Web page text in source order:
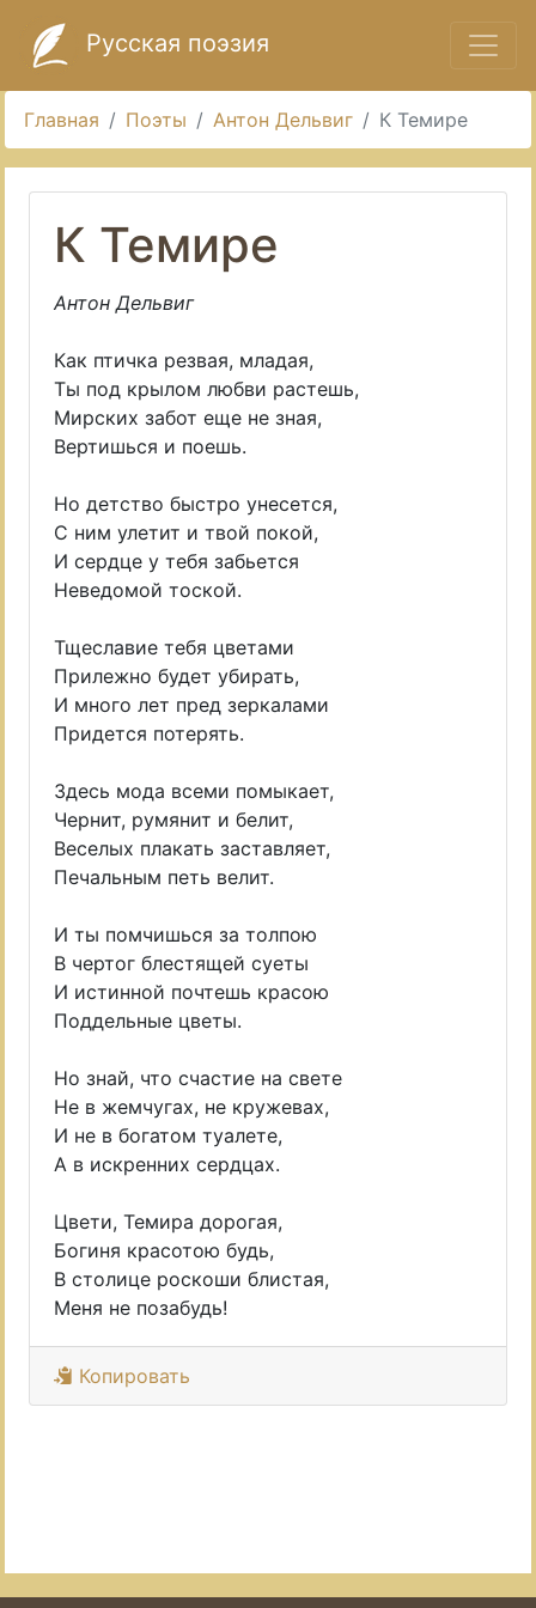
Русская поэзия
Главная Поэты Антон Дельвиг К Темире
К Темире
Антон Дельвиг
Как птичка резвая, младая,
Ты под крылом любви растешь,
Мирских забот еще не зная,
Вертишься и поешь.
Но детство быстро унесется,
С ним улетит и твой покой,
И сердце у тебя забьется
Неведомой тоской.
Тщеславие тебя цветами
Прилежно будет убирать,
И много лет пред зеркалами
Придется потерять.
Здесь мода всеми помыкает,
Чернит, румянит и белит,
Веселых плакать заставляет,
Печальным петь велит.
И ты помчишься за толпою
В чертог блестящей суеты
И истинной почтешь красою
Поддельные цветы.
Но знай, что счастие на свете
Не в жемчугах, не кружевах,
И не в богатом туалете,
А в искренних сердцах.
Цвети, Темира дорогая,
Богиня красотою будь,
В столице роскоши блистая,
Меня не позабудь!
Копировать